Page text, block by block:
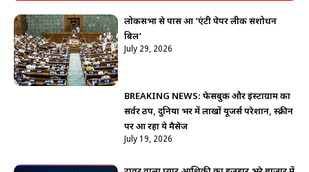
लोकसभा से पास हुआ ‘एंटी पेपर लीक संशोधन
बिल’
July 29, 2026
BREAKING NEWS: फेसबुक और इंस्टाग्राम का
सर्वर ठप, दुनिया भर में लाखों यूजर्स परेशान, स्क्रीन
पर आ रहा ये मैसेज
July 19, 2026